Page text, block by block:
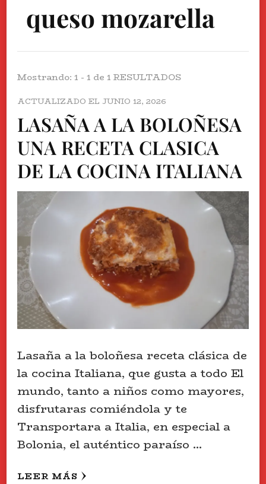
queso mozarella
Mostrando: 1 - 1 de 1 RESULTADOS
ACTUALIZADO EL JUNIO 12, 2026
LASAÑA A LA BOLOÑESA
UNA RECETA CLASICA
DE LA COCINA ITALIANA
Lasaña a la boloñesa receta clásica de
la cocina Italiana, que gusta a todo El
mundo, tanto a niños como mayores,
disfrutaras comiéndola y te
Transportara a Italia, en especial a
Bolonia, el auténtico paraíso …
LEER MÁS